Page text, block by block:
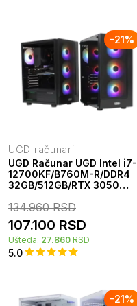
-21%
UGD računari
UGD Računar UGD Intel i7-
12700KF/B760M-R/DDR4
32GB/512GB/RTX 3050
5.0
134.960RSD
107.100 RSD
Ušteda: 27.860 RSD
-21%